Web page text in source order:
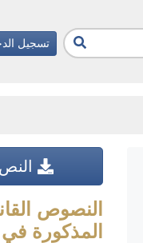
تسجيل
النصوص
المذكورة